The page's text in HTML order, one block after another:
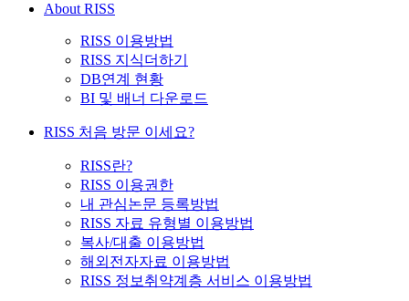
About RISS
RISS 이용방법
RISS 지식더하기
DB연계 현황
BI 및 배너 다운로드
RISS 처음 방문 이세요?
RISS란?
RISS 이용권한
내 관심논문 등록방법
RISS 자료 유형별 이용방법
복사/대출 이용방법
해외전자자료 이용방법
RISS 정보취약계층 서비스 이용방법